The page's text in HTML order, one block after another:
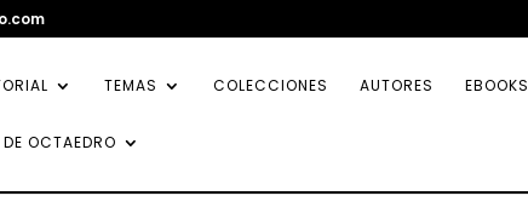
TEMAS COLECCIONES AUTORES EBOOKS
OCTAEDRO